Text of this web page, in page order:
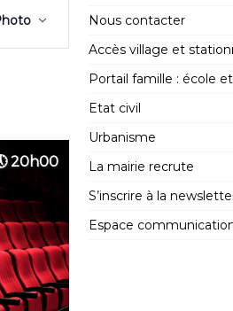
a
v
t
i
o
n
d
e
v
u
20h00
Nous contacter
Accès village et
Portail famille : école
Etat civil
Urbanisme
La mairie recrute
S’inscrire à la
Espace